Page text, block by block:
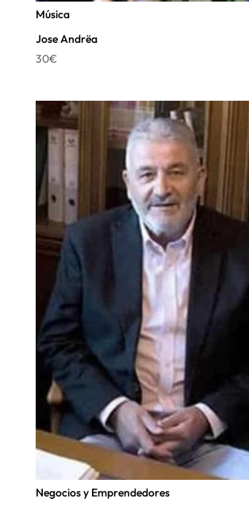
Música
Jose Andrëa
30€
Negocios y Emprendedores